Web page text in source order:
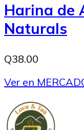
Harina de
Naturals
Q38.00
Ver en